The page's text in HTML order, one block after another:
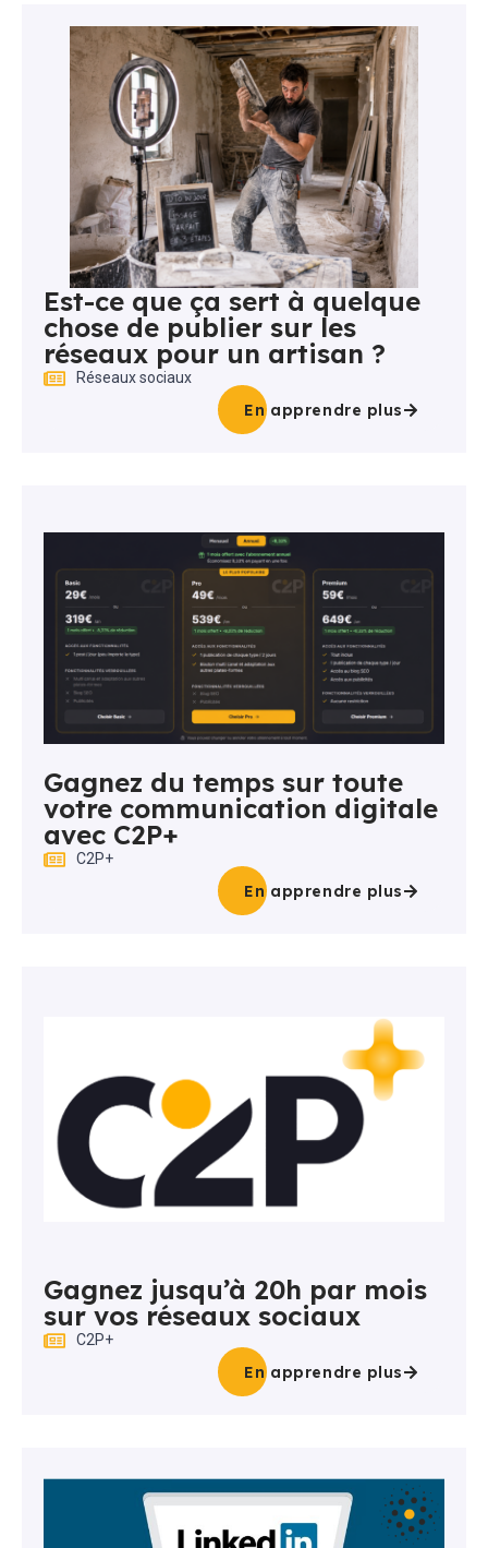
Est-ce que ça sert à quelque
chose de publier sur les
réseaux pour un artisan ?
Réseaux sociaux
En apprendre plus
Gagnez du temps sur toute
votre communication digitale
avec C2P+
C2P+
En apprendre plus
Gagnez jusqu’à 20h par mois
sur vos réseaux sociaux
C2P+
En apprendre plus